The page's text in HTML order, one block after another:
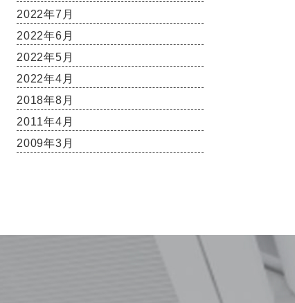
2022年7月
2022年6月
2022年5月
2022年4月
2018年8月
2011年4月
2009年3月